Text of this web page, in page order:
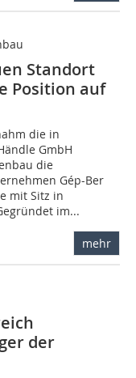
Standort
Position auf
die in
GmbH
die
Gép-Ber
mit Sitz in
im...
mehr
der